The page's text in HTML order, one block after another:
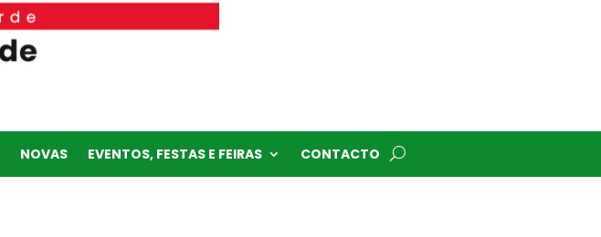
NOVAS EVENTOS, FESTAS E FEIRAS CONTACTO